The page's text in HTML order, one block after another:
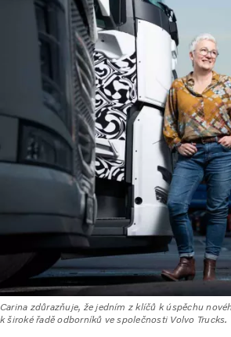
Carina zdůrazňuje, že jedním z klíčů k úspěchu
k široké řadě odborníků ve společnosti Volvo Trucks.